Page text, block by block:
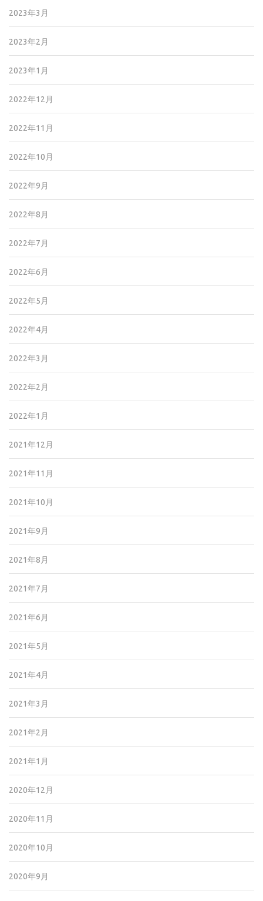
2023年3月
2023年2月
2023年1月
2022年12月
2022年11月
2022年10月
2022年9月
2022年8月
2022年7月
2022年6月
2022年5月
2022年4月
2022年3月
2022年2月
2022年1月
2021年12月
2021年11月
2021年10月
2021年9月
2021年8月
2021年7月
2021年6月
2021年5月
2021年4月
2021年3月
2021年2月
2021年1月
2020年12月
2020年11月
2020年10月
2020年9月